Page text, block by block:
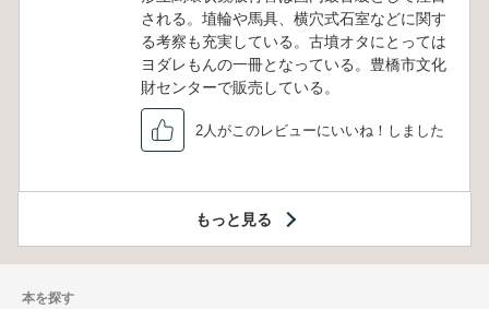
される。埴輪や馬具、横穴式石室などに関す
る考察も充実している。古墳オタにとっては
ヨダレもんの一冊となっている。豊橋市文化
財センターで販売している。
2人がこのレビューにいいね！しました
もっと見る
本を探す